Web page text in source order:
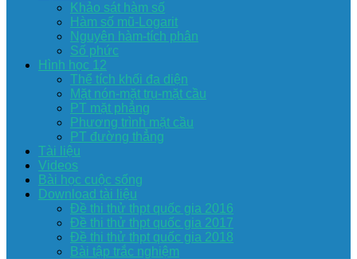
Khảo sát hàm số
Hàm số mũ-Logarit
Nguyên hàm-tích phân
Số phức
Hình học 12
Thể tích khối đa diện
Mặt nón-mặt trụ-mặt cầu
PT mặt phẳng
Phương trình mặt cầu
PT đường thẳng
Tài liệu
Videos
Bài học cuộc sống
Download tài liệu
Đề thi thử thpt quốc gia 2016
Đề thi thử thpt quốc gia 2017
Đề thi thử thpt quốc gia 2018
Bài tập trắc nghiệm